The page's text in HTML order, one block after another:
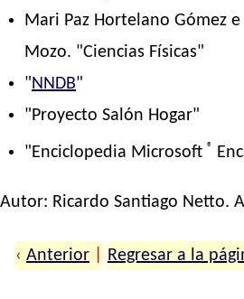
Mari Paz Hortelano Gómez
Mozo. "Ciencias Físicas"
"NNDB"
"Proyecto Salón Hogar"
"Enciclopedia Microsoft ®
Autor: Ricardo Santiago Netto.
‹ Anterior Regresar a la